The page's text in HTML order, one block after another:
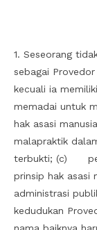
1. Seseorang
sebagai
kecuali ia
memadai untuk
hak asasi
malapraktik
terbukti; (c)
prinsip hak asasi
administrasi
kedudukan